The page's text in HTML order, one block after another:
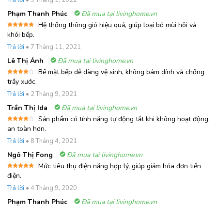
Phạm Thanh Phúc Đã mua tại livinghome.vn
Được xếp
hạng 55
Hệ thống thông gió hiệu quả, giúp loại bỏ mùi hôi và
khói bếp.
Trả lời • 7 Tháng 11, 2021
Lê Thị Ánh Đã mua tại livinghome.vn
Được
xếp
5 sao
Bề mặt bếp dễ dàng vệ sinh, không bám dính và chống
trầy xước.
Trả lời • 2 Tháng 9, 2021
Trần Thị Ida Đã mua tại livinghome.vn
Được
xếp
5 sao
Sản phẩm có tính năng tự động tắt khi không hoạt động,
an toàn hơn.
Trả lời • 8 Tháng 4, 2021
Ngô Thị Fong Đã mua tại livinghome.vn
Được xếp
hạng
Mức tiêu thụ điện năng hợp lý, giúp giảm hóa đơn tiền
điện.
Trả lời • 4 Tháng 9, 2020
Phạm Thanh Phúc Đã mua tại livinghome.vn